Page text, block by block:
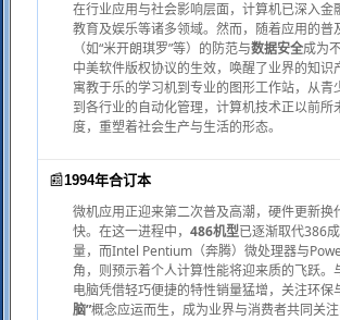
在行业应用与社会影响层面，计算机已深入金
教育及娱乐等诸多领域。然而，随着应用的普
（如“米开朗琪罗”等）的防范与数据安全成为
中美软件版权协议的生效，唤醒了业界的知识
寓教于乐的学习机到专业的图形工作站，从青
到各行业的自动化管理，计算机技术正以前所
度，重塑着社会生产与生活的形态。
📰1994年合订本
微机应用正迎来第二次普及高潮，硬件更新换
快。在这一进程中， 486机型已逐渐取代386
量，而Intel Pentium（奔腾）微处理器与
角，则预示着个人计算性能将迎来质的飞跃。
电脑凭借轻巧便捷的特性销量猛增，关注环保
脑”概念应运而生，成为业界与消费者共同关注